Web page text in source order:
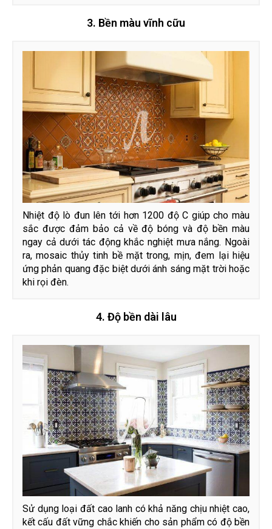
3. Bền màu vĩnh cữu
Nhiệt độ lò đun lên tới hơn 1200 độ C giúp cho màu
sắc được đảm bảo cả về độ bóng và độ bền màu
ngay cả dưới tác động khắc nghiệt mưa nắng. Ngoài
ra, mosaic thủy tinh bề mặt trong, mịn, đem lại hiệu
ứng phản quang đặc biệt dưới ánh sáng mặt trời hoặc
khi rọi đèn.
4. Độ bền dài lâu
Sử dụng loại đất cao lanh có khả năng chịu nhiệt cao,
kết cấu đất vững chắc khiến cho sản phẩm có độ bền